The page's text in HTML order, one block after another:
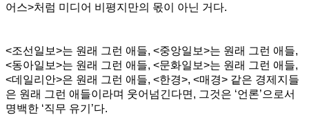
어스>처럼 미디어 비평지만의 몫이 아닌 거다.
<조선일보>는 원래 그런 애들, <중앙일보>는 원래 그런 애들,
<동아일보>는 원래 그런 애들, <문화일보>는 원래 그런 애들,
<데일리안>은 원래 그런 애들, <한경>, <매경> 같은 경제지들
은 원래 그런 애들이라며 웃어넘긴다면, 그것은 ‘언론’으로서
명백한 ‘직무 유기’다.